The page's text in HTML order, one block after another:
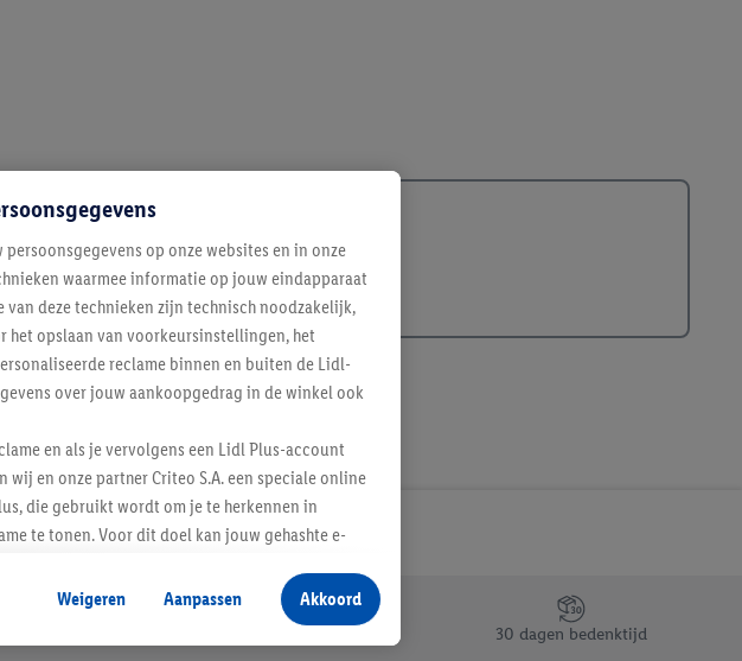
30 dagen bedenktijd
persoonsgegevens op onze websites en in onze
waarmee informatie op jouw eindapparaat
deze technieken zijn technisch noodzakelijk,
opslaan van voorkeursinstellingen, het
reclame binnen en buiten de Lidl-
over jouw aankoopgedrag in de winkel ook
en als je vervolgens een Lidl Plus-account
en onze partner Criteo S.A. een speciale online
die gebruikt wordt om je te herkennen in
te tonen. Voor dit doel kan jouw gehashte e-
worden weergegeven voor producten waarin je
van een online winkel te plaatsen
Weigeren Aanpassen Akkoord